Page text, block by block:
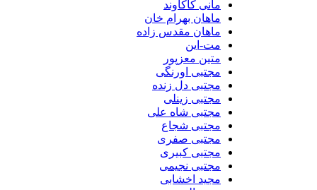
مانی کاکاوند
ماهان بهرام خان
ماهان مقدس زاده
مت-این
متین معزپور
مجتبی اورنگی
مجتبی دل زنده
مجتبی زینلی
مجتبی شاه علی
مجتبی شجاع
مجتبی صفری
مجتبی کبیری
مجتبی نجیمی
مجید اخشابی